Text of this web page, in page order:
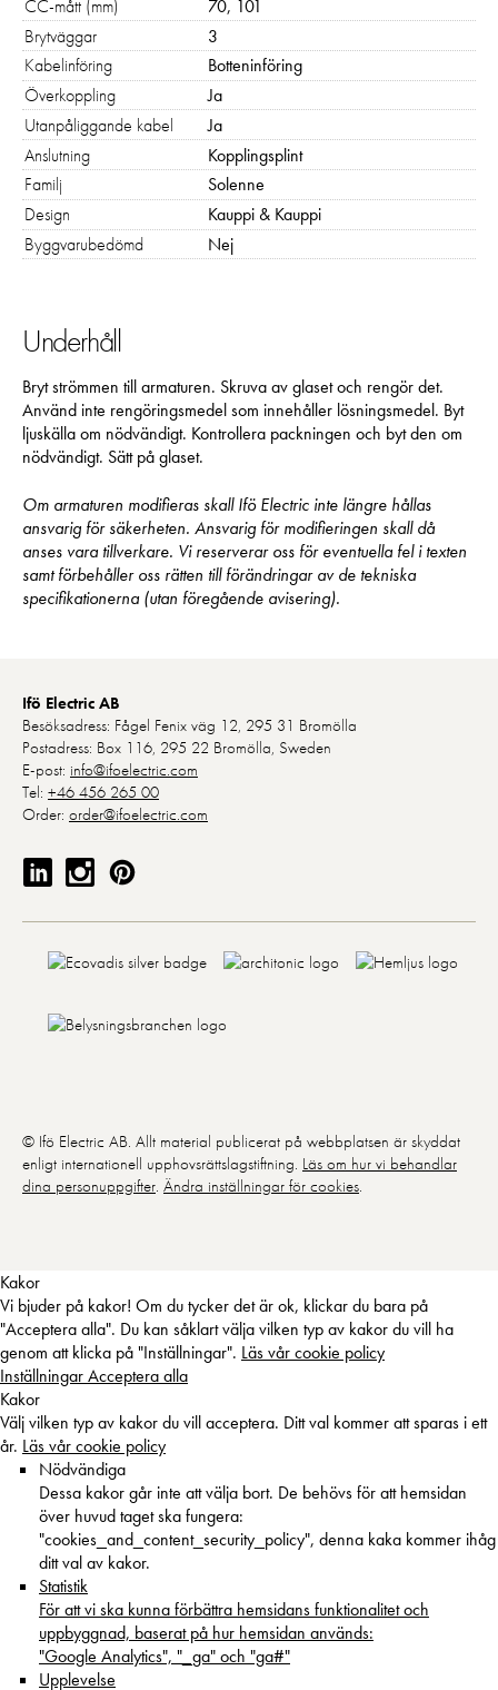
CC-mått (mm)
70, 101
Brytväggar
3
Kabelinföring
Botteninföring
Överkoppling
Ja
Utanpåliggande kabel
Ja
Anslutning
Kopplingsplint
Familj
Solenne
Design
Kauppi & Kauppi
Byggvarubedömd
Nej
Underhåll
Bryt strömmen till armaturen. Skruva av glaset och rengör det.
Använd inte rengöringsmedel som innehåller lösningsmedel. Byt
ljuskälla om nödvändigt. Kontrollera packningen och byt den om
nödvändigt. Sätt på glaset.
Om armaturen modifieras skall Ifö Electric inte längre hållas
ansvarig för säkerheten. Ansvarig för modifieringen skall då
anses vara tillverkare. Vi reserverar oss för eventuella fel i texten
samt förbehåller oss rätten till förändringar av de tekniska
specifikationerna (utan föregående avisering).
Ifö Electric AB
Besöksadress: Fågel Fenix väg 12, 295 31 Bromölla
Postadress: Box 116, 295 22 Bromölla, Sweden
E-post: info@ifoelectric.com
Tel: +46 456 265 00
Order: order@ifoelectric.com
© Ifö Electric AB. Allt material publicerat på webbplatsen är skyddat
enligt internationell upphovsrättslagstiftning. Läs om hur vi behandlar
dina personuppgifter. Ändra inställningar för cookies.
Kakor
Vi bjuder på kakor! Om du tycker det är ok, klickar du bara på
"Acceptera alla". Du kan såklart välja vilken typ av kakor du vill ha
genom att klicka på "Inställningar". Läs vår cookie policy
InställningarAcceptera alla
Kakor
Välj vilken typ av kakor du vill acceptera. Ditt val kommer att sparas i ett
år. Läs vår cookie policy
Nödvändiga
Dessa kakor går inte att välja bort. De behövs för att hemsidan
över huvud taget ska fungera:
"cookies_and_content_security_policy", denna kaka kommer ihåg
ditt val av kakor.
Statistik
För att vi ska kunna förbättra hemsidans funktionalitet och
uppbyggnad, baserat på hur hemsidan används:
"Google Analytics", "_ga" och "ga#"
Upplevelse